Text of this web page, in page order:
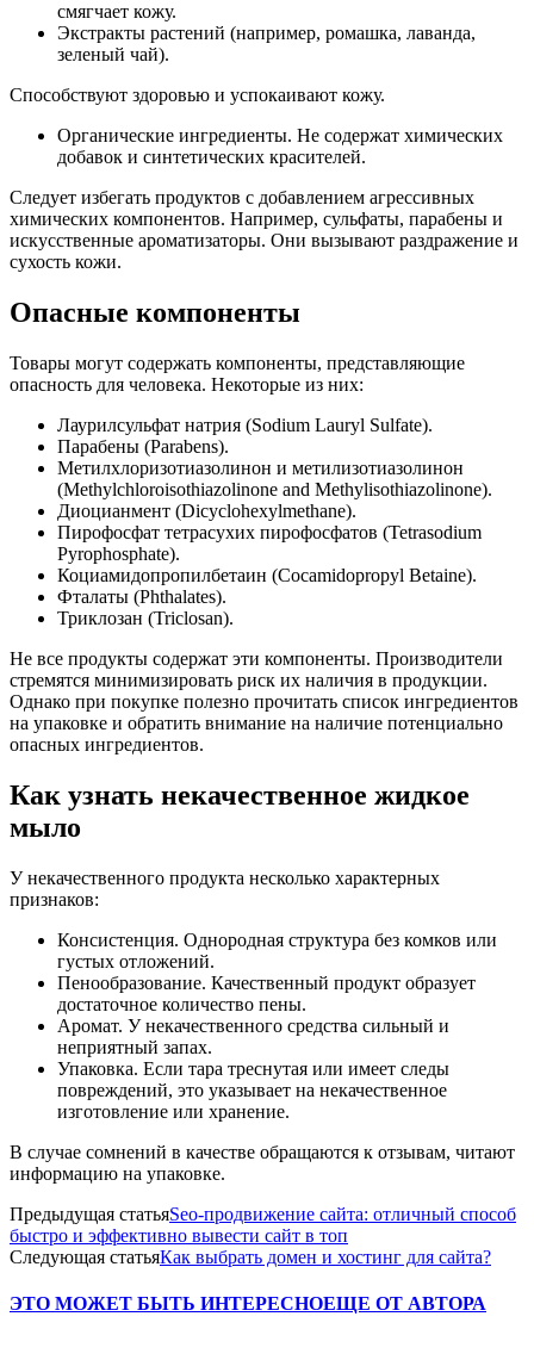
смягчает кожу.
Экстракты растений (например, ромашка, лаванда,
зеленый чай).
Способствуют здоровью и успокаивают кожу.
Органические ингредиенты. Не содержат химических
добавок и синтетических красителей.
Следует избегать продуктов с добавлением агрессивных
химических компонентов. Например, сульфаты, парабены и
искусственные ароматизаторы. Они вызывают раздражение и
сухость кожи.
Опасные компоненты
Товары могут содержать компоненты, представляющие
опасность для человека. Некоторые из них:
Лаурилсульфат натрия (Sodium Lauryl Sulfate).
Парабены (Parabens).
Метилхлоризотиазолинон и метилизотиазолинон
(Methylchloroisothiazolinone and Methylisothiazolinone).
Диоцианмент (Dicyclohexylmethane).
Пирофосфат тетрасухих пирофосфатов (Tetrasodium
Pyrophosphate).
Коциамидопропилбетаин (Cocamidopropyl Betaine).
Фталаты (Phthalates).
Триклозан (Triclosan).
Не все продукты содержат эти компоненты. Производители
стремятся минимизировать риск их наличия в продукции.
Однако при покупке полезно прочитать список ингредиентов
на упаковке и обратить внимание на наличие потенциально
опасных ингредиентов.
Как узнать некачественное жидкое
мыло
У некачественного продукта несколько характерных
признаков:
Консистенция. Однородная структура без комков или
густых отложений.
Пенообразование. Качественный продукт образует
достаточное количество пены.
Аромат. У некачественного средства сильный и
неприятный запах.
Упаковка. Если тара треснутая или имеет следы
повреждений, это указывает на некачественное
изготовление или хранение.
В случае сомнений в качестве обращаются к отзывам, читают
информацию на упаковке.
Предыдущая статьяSeo-продвижение сайта: отличный способ
быстро и эффективно вывести сайт в топ
Следующая статьяКак выбрать домен и хостинг для сайта?
ЭТО МОЖЕТ БЫТЬ ИНТЕРЕСНОЕЩЕ ОТ АВТОРА